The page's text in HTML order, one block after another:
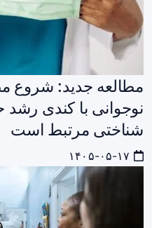
مطالعه جدید: شروع
نوجوانی با کندی
شناختی مرتبط است